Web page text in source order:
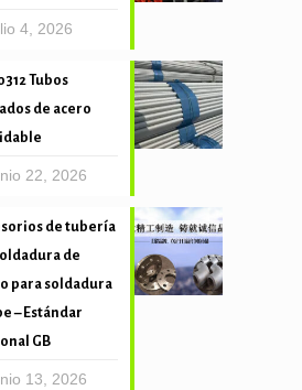
4, 2026
Tubos
de acero
22, 2026
de tubería
de
para soldadura
– Estándar
GB
13, 2026